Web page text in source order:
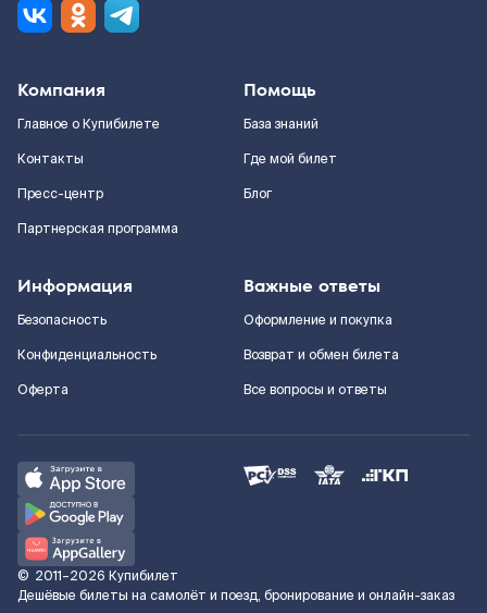
Компания
Главное о Купибилете
Контакты
Пресс-центр
Партнерская программа
Помощь
База знаний
Где мой билет
Блог
Информация
Безопасность
Конфиденциальность
Оферта
Важные ответы
Оформление и покупка
Возврат и обмен билета
Все вопросы и ответы
© 2011–2026 Купибилет
Дешёвые билеты на самолёт и поезд, бронирование и онлайн-заказ